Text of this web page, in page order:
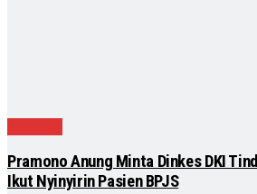
Pramono Anung Minta Dinkes DKI
Ikut Nyinyirin Pasien BPJS